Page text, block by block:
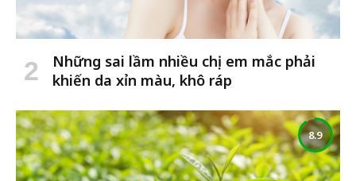
Những sai lầm nhiều chị em mắc phải
khiến da xỉn màu, khô ráp
8.9